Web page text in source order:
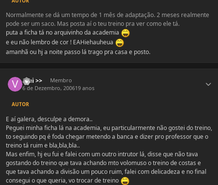
Normalmente se dá um tempo de 1 mês de adaptação. 2 meses realmente
pode ser um saco. Mas posta aí o teu treino pra ver como ele tá.
puta a ficha tá no arquivinho da academia
e eu não lembro de cor ! EAHiehauheua
amanhã ou hj a noite passo lá trago pra casa e posto.
Vini >>
Membro
6 de Dezembro, 200619 anos
AUTOR
E aí galera, desculpe a demora..
Peguei minha ficha lá na academia, eu particularmente não gostei do treino,
to seguindo pq é foda chegar metendo a banca e dizer pro professor que o
treino tá ruim e bla,bla,bla..
Mas enfim, hj eu fui e falei com um outro intrutor lá, disse que não tava
gostando do treino que tava achando mto volomuso o treino de costas e
que tava achando a divisão um pouco ruim, falei com delicadeza e no final
consegui o que queria, vo trocar de treino